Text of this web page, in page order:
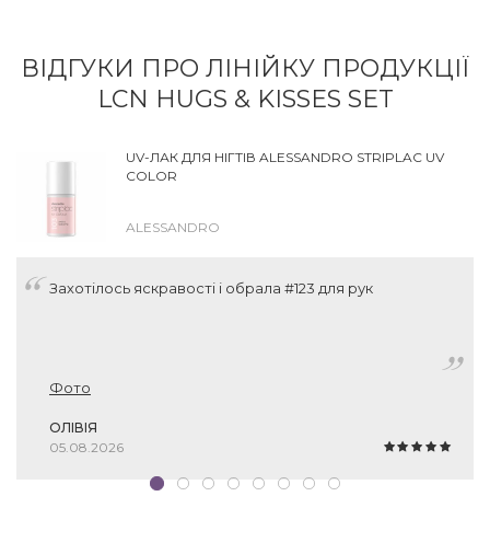
ВІДГУКИ ПРО ЛІНІЙКУ ПРОДУКЦІЇ
LCN HUGS & KISSES SET
UV-ЛАК ДЛЯ НІГТІВ ALESSANDRO STRIPLAC UV
COLOR
ALESSANDRO
Захотілось яскравості і обрала #123 для рук
Фото
ОЛІВІЯ
05.08.2026